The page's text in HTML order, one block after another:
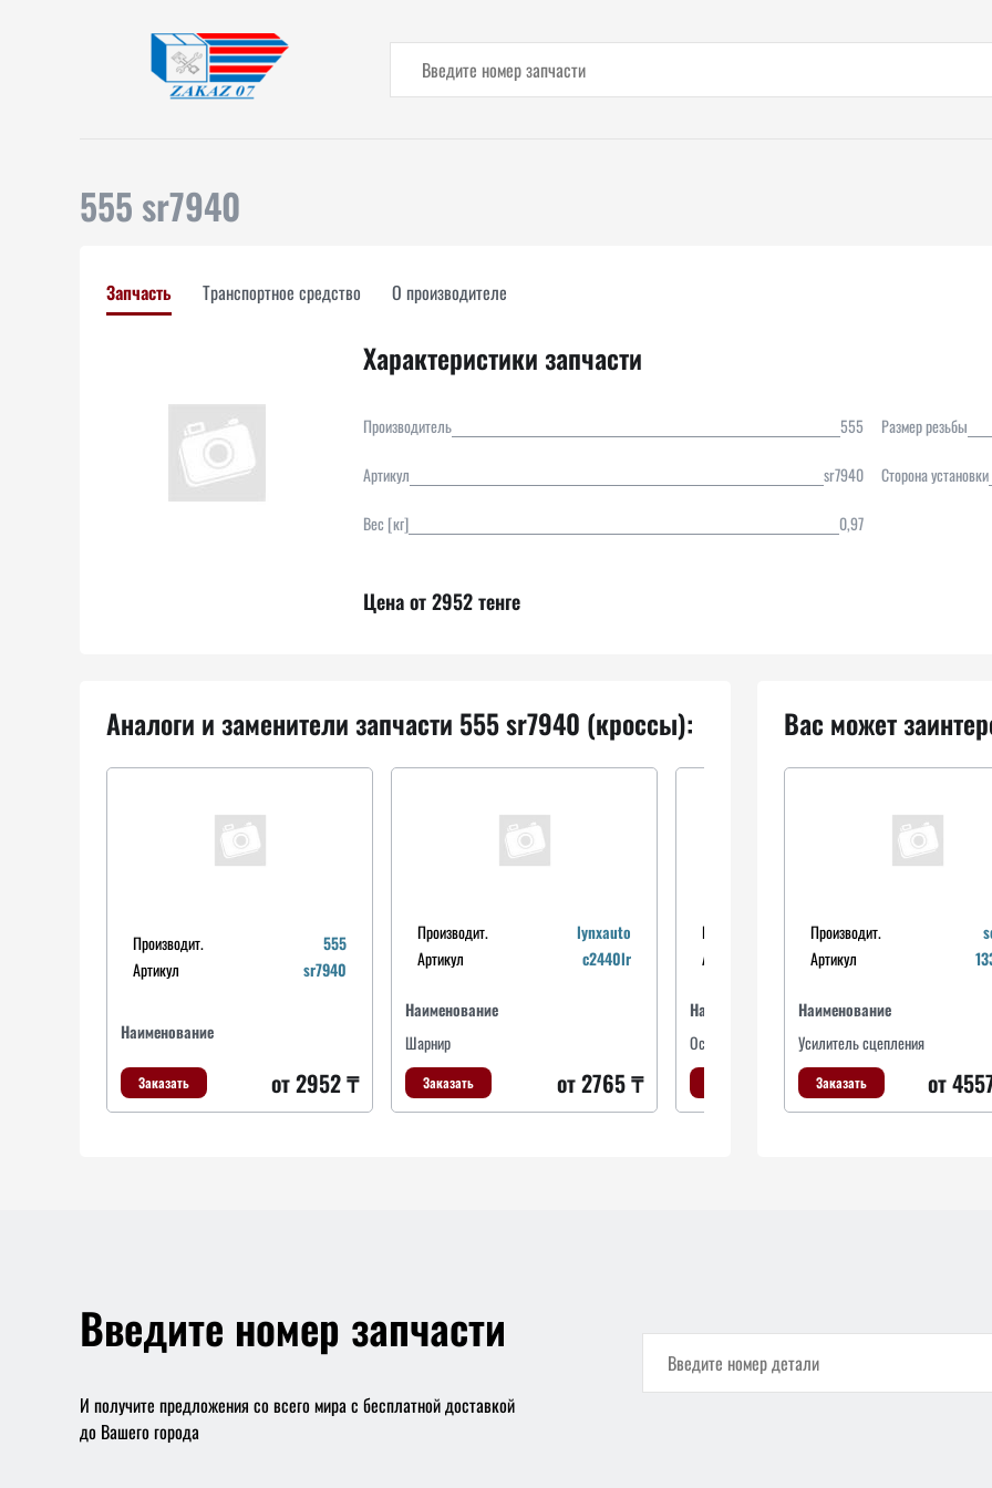
555 sr7940
Запчасть Транспортное средство О производителе
Характеристики запчасти
Производитель 555
Артикул sr7940
Вес [кг] 0,97
Размер резьбы
Сторона установки
Цена от 2952 тенге
Аналоги и заменители запчасти 555 sr7940 (кроссы):
Производит.
555
Артикул
sr7940
Наименование
Заказать от 2952 ₸
Производит.
lynxauto
Артикул
c2440lr
Наименование
Шарнир
Заказать от 2765 ₸
Производит.
febest
Артикул
0422l200
Наименование
Осевой шарнир, рулевая тяга
Вас может
Производит.
Артикул
Наименование
Усилитель сцепления
Заказать от
Введите номер запчасти
И получите предложения со всего мира с бесплатной доставкой
до Вашего города